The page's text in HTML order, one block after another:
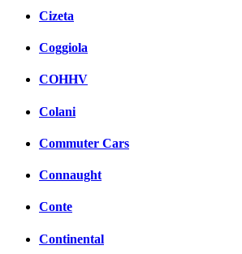
Cizeta
Coggiola
COHHV
Colani
Commuter Cars
Connaught
Conte
Continental